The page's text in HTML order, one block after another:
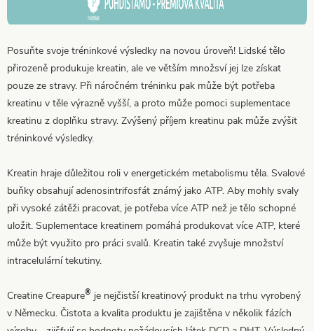
Posuňte svoje tréninkové výsledky na novou úroveň! Lidské tělo
přirozeně produkuje kreatin, ale ve větším množsví jej lze získat
pouze ze stravy. Při náročném tréninku pak může být potřeba
kreatinu v těle výrazně vyšší, a proto může pomoci suplementace
kreatinu z doplňku stravy. Zvýšený příjem kreatinu pak může zvýšit
tréninkové výsledky.
Kreatin hraje důležitou roli v energetickém metabolismu těla. Svalové
buňky obsahují adenosintrifosfát známý jako ATP. Aby mohly svaly
při vysoké zátěži pracovat, je potřeba více ATP než je tělo schopné
uložit. Suplementace kreatinem pomáhá produkovat více ATP, které
může být využito pro práci svalů. Kreatin také zvyšuje množství
intracelulární tekutiny.
Creatine Creapure® je nejčistší kreatinový produkt na trhu vyrobený
v Německu. Čistota a kvalita produktu je zajištěna v několik fázích